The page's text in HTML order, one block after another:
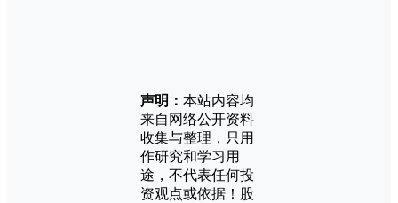
声明： 本站内容均
来自网络公开资料
收集与整理，只用
作研究和学习用
途，不代表任何投
资观点或依据！股